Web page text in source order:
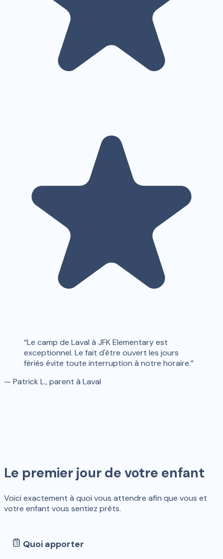
“Le camp de Laval à JFK Elementary est
exceptionnel. Le fait d'être ouvert les jours
fériés évite toute interruption à notre horaire.”
— Patrick L., parent à Laval
Le premier jour de votre enfant
Voici exactement à quoi vous attendre afin que vous et
votre enfant vous sentiez prêts.
Quoi apporter